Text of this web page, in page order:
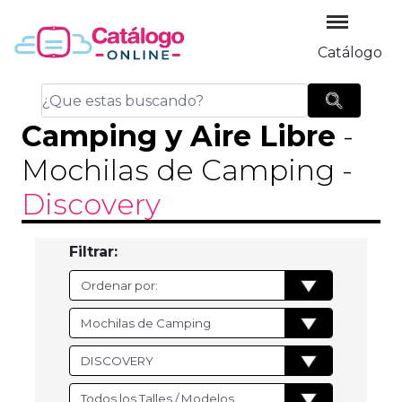
Catálogo
Camping y Aire Libre -
Mochilas de Camping -
Discovery
Filtrar: